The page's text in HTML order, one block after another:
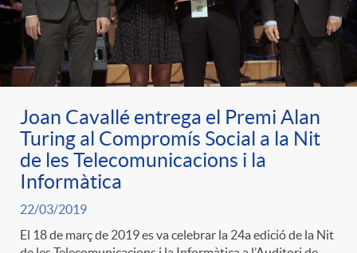
r
i
a
s
Joan Cavallé entrega el Premi Alan
Turing al Compromís Social a la Nit
de les Telecomunicacions i la
Informàtica
22/03/2019
El 18 de març de 2019 es va celebrar la 24a edició de la Nit